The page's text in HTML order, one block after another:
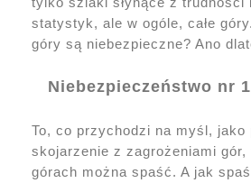
statystyk, ale w ogóle, całe
góry są niebezpieczne? Ano
Niebezpieczeństwo nr
To, co przychodzi na myśl, jako
skojarzenie z zagrożeniami
górach można spaść. A jak